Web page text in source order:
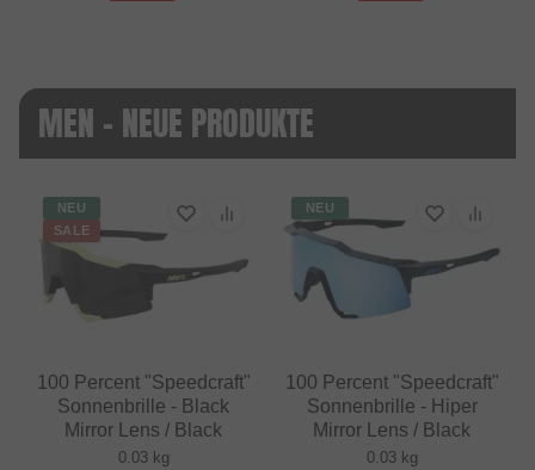
MEN - NEUE PRODUKTE
NEU
SALE
100 Percent "Speedcraft"
Sonnenbrille - Black
Mirror Lens / Black
0.03 kg
NEU
100 Percent "Speedcraft"
Sonnenbrille - Hiper
Mirror Lens / Black
0.03 kg